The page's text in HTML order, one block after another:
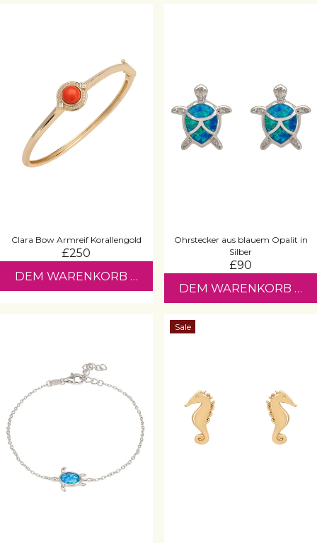
Clara Bow Armreif Korallengold
£250
DEM WARENKORB HINZUFÜGEN
Ohrstecker aus blauem Opalit in
Silber
£90
DEM WARENKORB
Sale